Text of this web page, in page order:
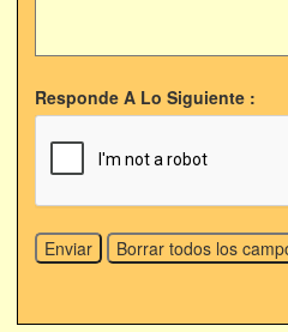
Responde A Lo Siguiente :